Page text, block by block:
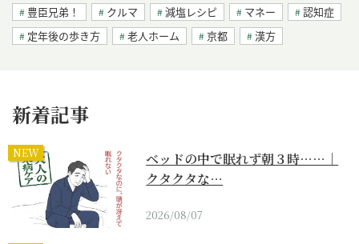
豊臣兄弟！ クルマ 減塩レシピ マネー
認知症
定年後の歩き方
老人ホーム 京都 漢方
新着記事
NEW
ベッドの中で眠れず朝３時……｜
クタクタな…
2026/08/07